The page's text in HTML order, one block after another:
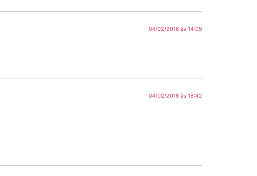
04/02/2016 às 14:09
04/02/2016 às 18:42